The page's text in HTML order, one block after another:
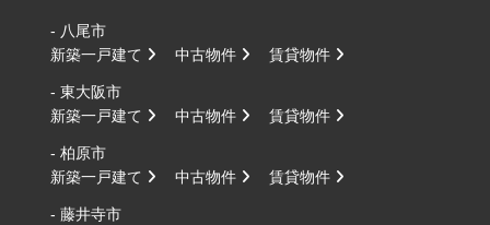
- 八尾市
新築一戸建て
中古物件 賃貸物件
- 東大阪市
新築一戸建て
中古物件 賃貸物件
- 柏原市
新築一戸建て
中古物件 賃貸物件
- 藤井寺市